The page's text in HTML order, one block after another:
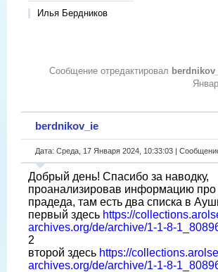
Илья Бердников
Сообщение отредактировал
berdnikov_ie
Дата: Среда, 17 Января 2024, 10:33:03 |
Добрый день! Спасибо за наводку,
проанализировав информацию про
прадеда, там есть два списка в
первый здесь https://
archives.org/de/archive/1-1-8-
2
второй здесь https://
archives.org/de/archive/1-1-8-